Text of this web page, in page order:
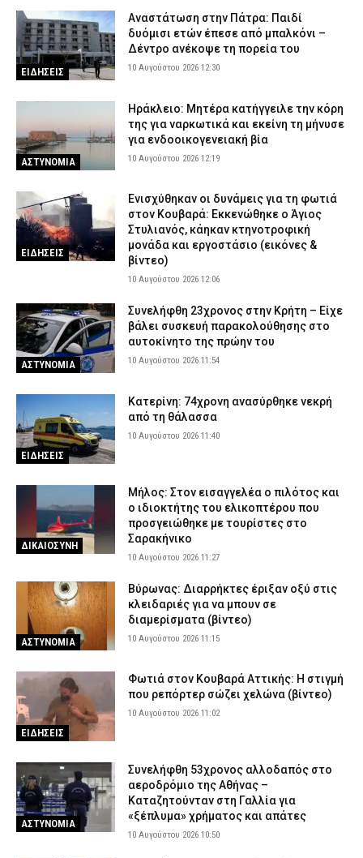
ΕΙΔΗΣΕΙΣ
Αναστάτωση στην Πάτρα: Παιδί
δυόμισι ετών έπεσε από μπαλκόνι –
Δέντρο ανέκοψε τη πορεία του
10 Αυγούστου 2026 12:30
ΑΣΤΥΝΟΜΙΑ
Ηράκλειο: Μητέρα κατήγγειλε την κόρη
της για ναρκωτικά και εκείνη τη μήνυσε
για ενδοοικογενειακή βία
10 Αυγούστου 2026 12:19
ΕΙΔΗΣΕΙΣ
Ενισχύθηκαν οι δυνάμεις για τη φωτιά
στον Κουβαρά: Εκκενώθηκε ο Άγιος
Στυλιανός, κάηκαν κτηνοτροφική
μονάδα και εργοστάσιο (εικόνες &
βίντεο)
10 Αυγούστου 2026 12:06
ΑΣΤΥΝΟΜΙΑ
Συνελήφθη 23χρονος στην Κρήτη – Είχε
βάλει συσκευή παρακολούθησης στο
αυτοκίνητο της πρώην του
10 Αυγούστου 2026 11:54
ΕΙΔΗΣΕΙΣ
Κατερίνη: 74χρονη ανασύρθηκε νεκρή
από τη θάλασσα
10 Αυγούστου 2026 11:40
ΔΙΚΑΙΟΣΥΝΗ
Μήλος: Στον εισαγγελέα ο πιλότος και
ο ιδιοκτήτης του ελικοπτέρου που
προσγειώθηκε με τουρίστες στο
Σαρακήνικο
10 Αυγούστου 2026 11:27
ΑΣΤΥΝΟΜΙΑ
Βύρωνας: Διαρρήκτες έριξαν οξύ στις
κλειδαριές για να μπουν σε
διαμερίσματα (βίντεο)
10 Αυγούστου 2026 11:15
ΕΙΔΗΣΕΙΣ
Φωτιά στον Κουβαρά Αττικής: Η στιγμή
που ρεπόρτερ σώζει χελώνα (βίντεο)
10 Αυγούστου 2026 11:02
ΑΣΤΥΝΟΜΙΑ
Συνελήφθη 53χρονος αλλοδαπός στο
αεροδρόμιο της Αθήνας –
Καταζητούνταν στη Γαλλία για
«ξέπλυμα» χρήματος και απάτες
10 Αυγούστου 2026 10:50